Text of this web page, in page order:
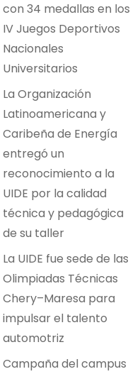
con 34 medallas en los
IV Juegos Deportivos
Nacionales
Universitarios
La Organización
Latinoamericana y
Caribeña de Energía
entregó un
reconocimiento a la
UIDE por la calidad
técnica y pedagógica
de su taller
La UIDE fue sede de las
Olimpiadas Técnicas
Chery–Maresa para
impulsar el talento
automotriz
Campaña del campus